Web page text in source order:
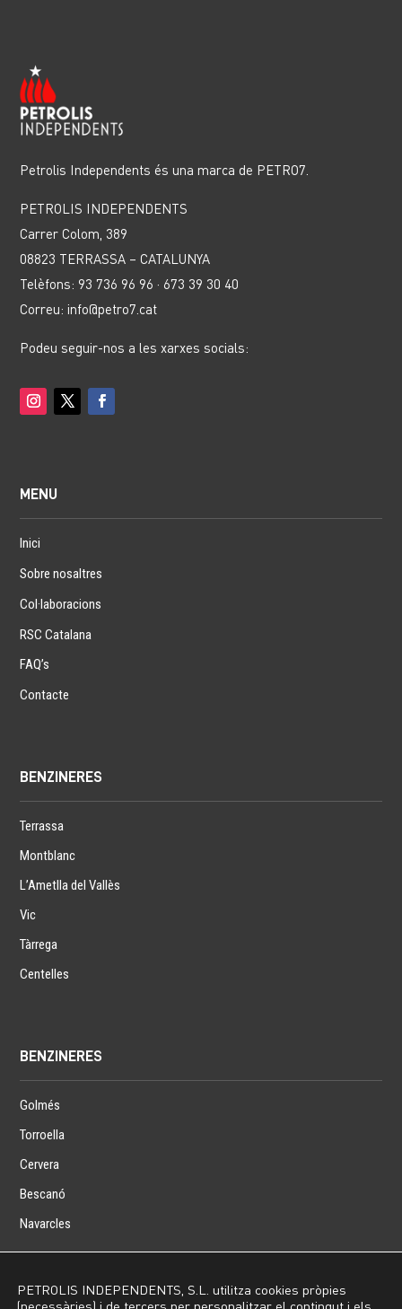
Petrolis Independents és una marca de PETRO7.
PETROLIS INDEPENDENTS
Carrer Colom, 389
08823 TERRASSA – CATALUNYA
Telèfons: 93 736 96 96 · 673 39 30 40
Correu: info@petro7.cat
Podeu seguir-nos a les xarxes socials:
MENU
Inici
Sobre nosaltres
Col·laboracions
RSC Catalana
FAQ’s
Contacte
BENZINERES
Terrassa
Montblanc
L’Ametlla del Vallès
Vic
Tàrrega
Centelles
BENZINERES
Golmés
Torroella
Cervera
Bescanó
Navarcles
PETROLIS INDEPENDENTS, S.L. utilitza cookies pròpies
(necessàries) i de tercers per personalitzar el contingut i els